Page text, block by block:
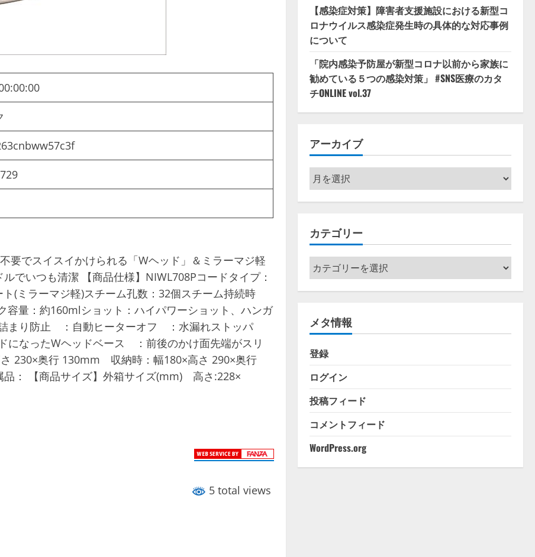
要でスイスイかけられる「Wヘッド」＆ミラーマジ軽
でいつも清潔 【商品仕様】NIWL708Pコードタイプ：
(ミラーマジ軽)スチーム孔数：32個スチーム持続時
量：約160mlショット：ハイパワーショット、ハンガ
まり防止 ：自動ヒーターオフ ：水漏れストッパ
なったWヘッドベース ：前後のかけ面先端がスリ
230×奥行 130mm 収納時：幅180×高さ 290×奥行
： 【商品サイズ】外箱サイズ(mm) 高さ:228×
5 total views
【感染症対策】障害者支援施設における新型コ
ロナウイルス感染症発生時の具体的な対応事例
について
「院内感染予防屋が新型コロナ以前から家族に
勧めている５つの感染対策」 #SNS医療のカタ
チONLINE vol.37
アーカイブ
ア
ー
カ
ブ
カテゴリー
カ
テ
ゴ
ー
メタ情報
登録
ログイン
投稿フィード
コメントフィード
WordPress.org